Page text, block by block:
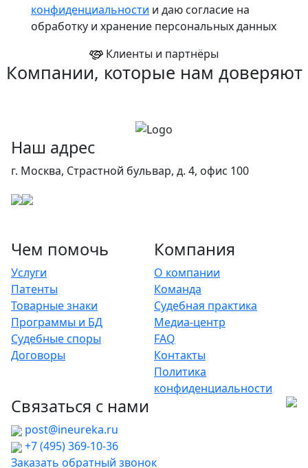
конфиденциальности и даю согласие на
обработку и хранение персональных данных
Клиенты и партнёры
Компании, которые нам доверяют
Наш адрес
г. Москва, Страстной бульвар, д. 4, офис 100
Чем помочь
Услуги
Патенты
Товарные знаки
Программы и БД
Судебные споры
Договоры
Компания
О компании
Команда
Судебная практика
Медиа-центр
FAQ
Контакты
Политика
конфиденциальности
Связаться с нами
post@ineureka.ru
+7 (495) 369-10-36
Заказать обратный звонок